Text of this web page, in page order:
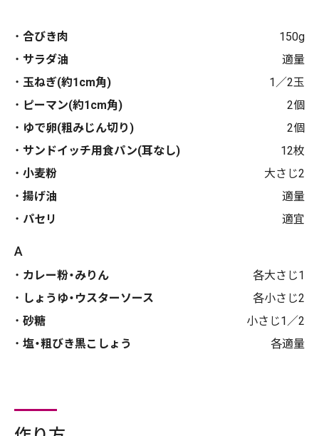
合びき肉
150g
サラダ油
適量
玉ねぎ(約1cm角)
1／2玉
ピーマン(約1cm角)
2個
ゆで卵(粗みじん切り)
2個
サンドイッチ用食パン(耳なし)
12枚
小麦粉
大さじ2
揚げ油
適量
パセリ
適宜
A
カレー粉・みりん
各大さじ1
しょうゆ・ウスターソース
各小さじ2
砂糖
小さじ1／2
塩・粗びき黒こしょう
各適量